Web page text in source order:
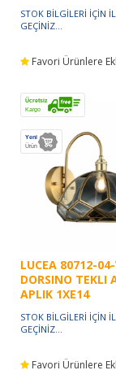
STOK BİLGİLERİ İÇİN
GEÇİNİZ...
Favori Ürünlere
Ücretsiz
Kargo
Yeni
Ürün
LUCEA 80712-
DORSINO TEKLI
APLIK 1XE14
STOK BİLGİLERİ İÇİN
GEÇİNİZ...
Favori Ürünlere